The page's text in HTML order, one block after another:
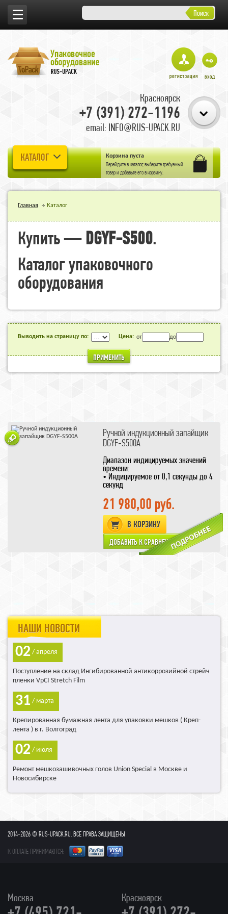
Поиск
Красноярск
+7 (391) 272-1196
email: INFO@RUS-UPACK.RU
КАТАЛОГ Корзина пуста
Перейдите вкаталог, выберите требуемый
товар и добавьте его в корзину.
Главная Каталог
Купить —DGYF-S500.
Каталог упаковочного
оборудования
Выводить на страницу по: Цена: от до
ПРИМЕНИТЬ
Ручной индукционный запайщик
DGYF-S500A
Диапазон индицируемых значений
времени:
• Индицируемое от 0,1 секунды до 4
секунд
• установленное 1.5 секунды
• оптимальное 0,5 секунды
Индукционная головка имеет
пусковую кнопку.
Для запайки необходимо нажать на
кнопку — значение времени на
дисплее обнулится — цикл закончен.
Гарантируемая надежность и
21 980,00 руб.
В КОРЗИНУ
НАШИ НОВОСТИ
02 / апреля
Поступление на склад Ингибированной антикоррозийной стрейч
пленки VpCI Stretch Film
31 / марта
Крепированная бумажная лента для упаковки мешков ( Креп-
лента ) в г. Волгоград
02 / июля
Ремонт мешкозашивочных голов Union Special в Москве и
Новосибирске
2014-2026 © RUS-UPACK.RU. ВСЕ ПРАВА ЗАЩИЩЕНЫ
К ОПЛАТЕ ПРИНИМАЮТСЯ:
Москва Красноярск